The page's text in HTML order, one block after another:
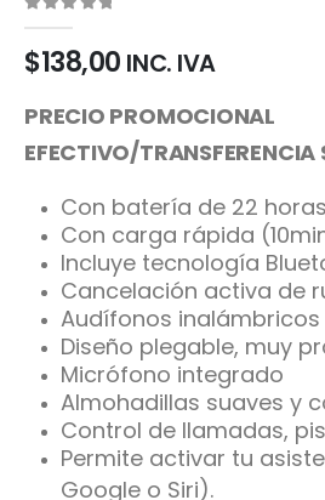
0out of 5
$138,00 INC. IVA
PRECIO PROMOCIONAL
EFECTIVO/TRANSFERENCIA
Con batería de 22
Con carga rápida
Incluye tecnología
Cancelación activa de
Audífonos inalámbricos
Diseño plegable, muy
Micrófono integrado
Almohadillas suaves y
Control de llamadas,
Permite activar tu
Google o Siri).